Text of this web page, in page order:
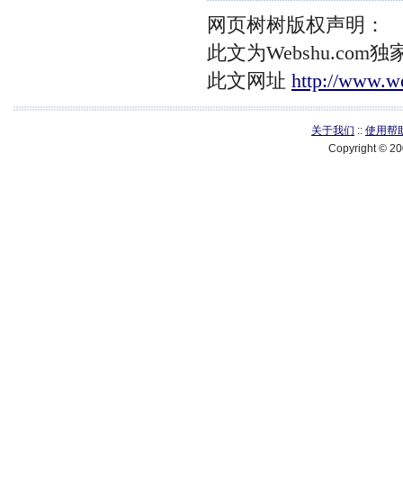
网页树树版权声明：
此文为Webshu.com
此文网址 http://
关于我们 :: 使用帮
Copyright ©